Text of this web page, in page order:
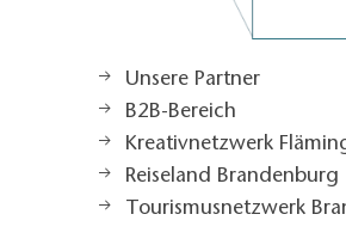
Unsere Partner
B2B-Bereich
Kreativnetzwerk
Reiseland Brandenburg
Tourismusnetzwerk